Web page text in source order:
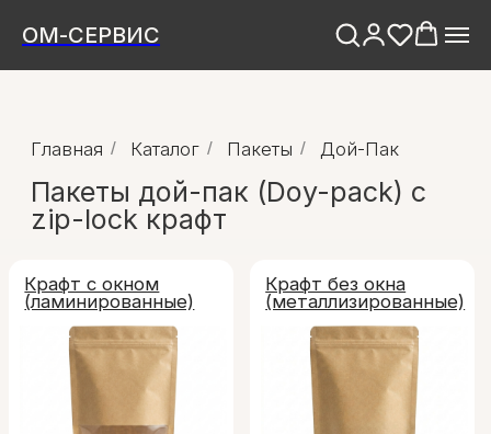
ОМ-СЕРВИС
Пакеты дой-пак (Doy-pack) с
zip-lock крафт
Крафт с окном
(ламинированные)
Крафт без окна
(металлизированные)